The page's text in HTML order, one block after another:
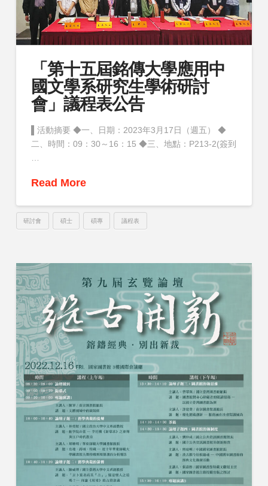
「第十五屆銘傳大學應用中
國文學系研究生學術研討
會」議程表公告
▌活動摘要 ◆一、日期：2023年3月17日（週五） ◆
二、時間：09：30～16：15 ◆三、地點：P213-2(簽到
Read More
研討會 碩士 碩專 議程表